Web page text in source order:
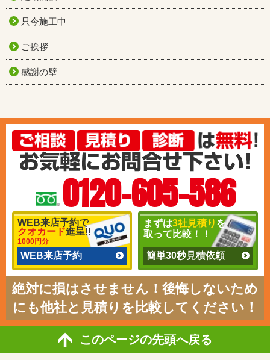
只今施工中
ご挨拶
感謝の壁
0120-605-586
WEB来店予約で
クオカード進呈!!
1000円分
WEB来店予約
まずは3社見積り を
取って比較！！
簡単30秒見積依頼
絶対に損はさせません！後悔しないため
にも他社と見積りを比較してください！
このページの先頭へ戻る